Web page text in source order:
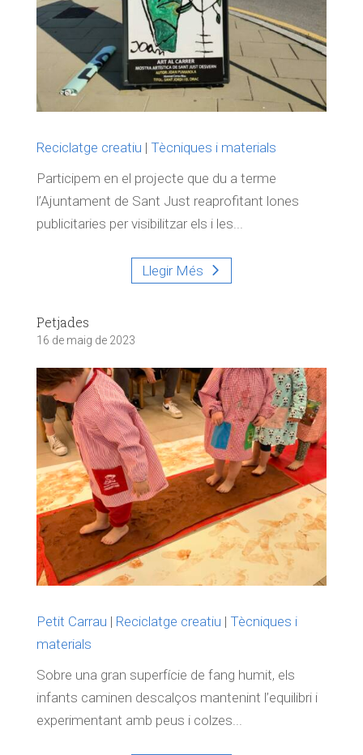
Reciclatge creatiu | Tècniques i materials
Participem en el projecte que du a terme
l’Ajuntament de Sant Just reaprofitant lones
publicitaries per visibilitzar els i les...
Llegir Més
Petjades
16 de maig de 2023
Petit Carrau | Reciclatge creatiu | Tècniques i
materials
Sobre una gran superfície de fang humit, els
infants caminen descalços mantenint l’equilibri i
experimentant amb peus i colzes...